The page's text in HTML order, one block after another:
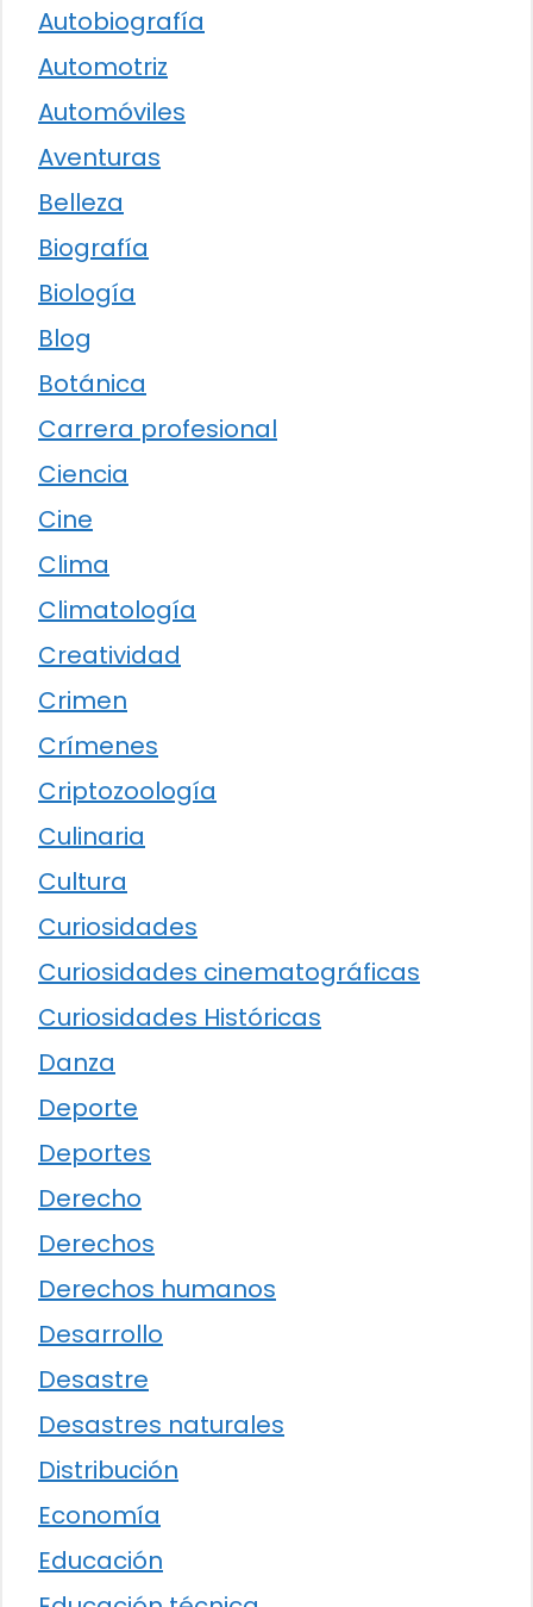
Autobiografía
Automotriz
Automóviles
Aventuras
Belleza
Biografía
Biología
Blog
Botánica
Carrera profesional
Ciencia
Cine
Clima
Climatología
Creatividad
Crimen
Crímenes
Criptozoología
Culinaria
Cultura
Curiosidades
Curiosidades cinematográficas
Curiosidades Históricas
Danza
Deporte
Deportes
Derecho
Derechos
Derechos humanos
Desarrollo
Desastre
Desastres naturales
Distribución
Economía
Educación